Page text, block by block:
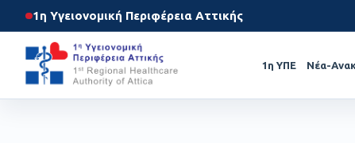
1η Υγειονομική Περιφέρεια Αττικής
1η ΥΠΕ Νέα-